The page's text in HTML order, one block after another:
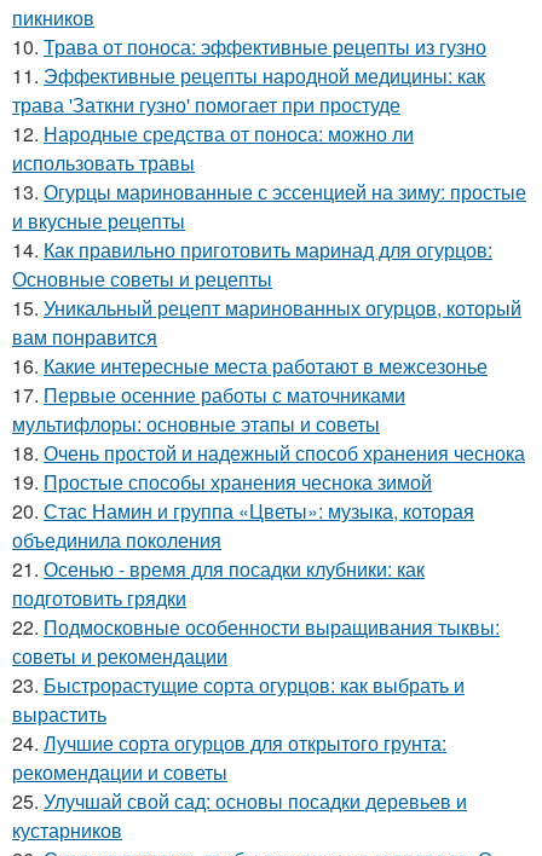
пикников
10. Трава от поноса: эффективные рецепты из гузно
11. Эффективные рецепты народной медицины: как
трава 'Заткни гузно' помогает при простуде
12. Народные средства от поноса: можно ли
использовать травы
13. Огурцы маринованные с эссенцией на зиму: простые
и вкусные рецепты
14. Как правильно приготовить маринад для огурцов:
Основные советы и рецепты
15. Уникальный рецепт маринованных огурцов, который
вам понравится
16. Какие интересные места работают в межсезонье
17. Первые осенние работы с маточниками
мультифлоры: основные этапы и советы
18. Очень простой и надежный способ хранения чеснока
19. Простые способы хранения чеснока зимой
20. Стас Намин и группа «Цветы»: музыка, которая
объединила поколения
21. Осенью - время для посадки клубники: как
подготовить грядки
22. Подмосковные особенности выращивания тыквы:
советы и рекомендации
23. Быстрорастущие сорта огурцов: как выбрать и
вырастить
24. Лучшие сорта огурцов для открытого грунта:
рекомендации и советы
25. Улучшай свой сад: основы посадки деревьев и
кустарников